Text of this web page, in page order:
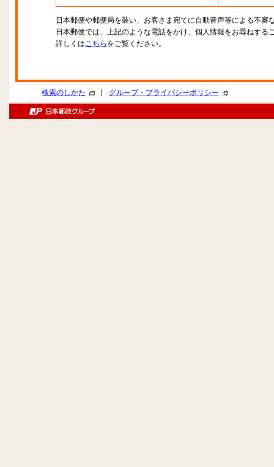
日本郵便や郵便局を装い、お客さま宛てに自動音声等による不審
日本郵便では、上記のような電話をかけ、個人情報をお尋ねする
詳しくはこちら をご覧ください。
検索のしかた グループ・プライバシーポリシー